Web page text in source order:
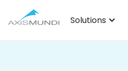
Solutions